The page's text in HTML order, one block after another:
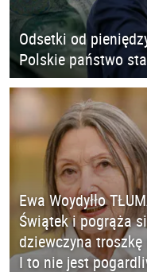
Odsetki od
Polskie państwo
Ewa Woydyłło
Świątek i pogrąża
dziewczyna
I to nie jest